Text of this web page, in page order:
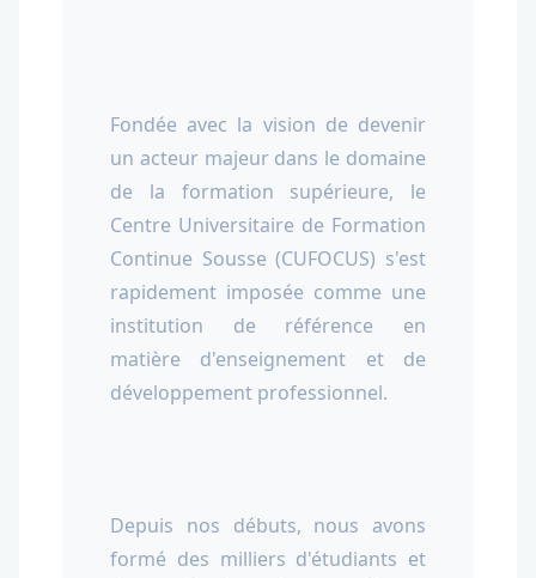
Fondée avec la vision de devenir
un acteur majeur dans le domaine
de la formation supérieure, le
Centre Universitaire de Formation
Continue Sousse (CUFOCUS) s'est
rapidement imposée comme une
institution de référence en
matière d'enseignement et de
développement professionnel.
Depuis nos débuts, nous avons
formé des milliers d'étudiants et